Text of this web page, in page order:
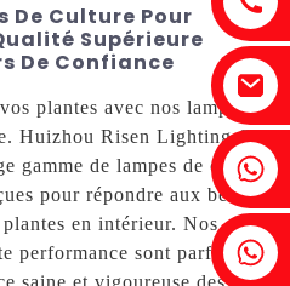
+86 18607525299
+86 18607522355
De Culture Pour
Supérieure
De Confiance
plantes avec nos lampes de
Huizhou Risen Lighting Co.,
de lampes de culture
pour répondre aux besoins
en intérieur. Nos
performance sont parfaites